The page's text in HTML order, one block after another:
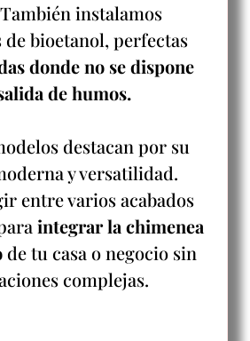
instalamos
de bioetanol, perfectas
donde no se dispone
de humos.
destacan por su
y versatilidad.
entre varios acabados
integrar la chimenea
de tu casa o negocio sin
complejas.